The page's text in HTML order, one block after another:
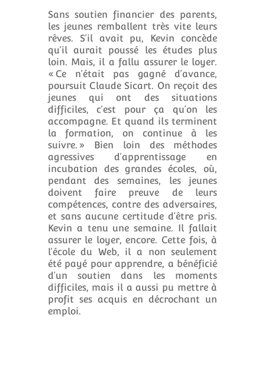
Sans soutien financier des parents,
les jeunes remballent très vite leurs
rêves. S’il avait pu, Kevin concède
qu’il aurait poussé les études plus
loin. Mais, il a fallu assurer le loyer.
« Ce n’était pas gagné d’avance,
poursuit Claude Sicart. On reçoit des
jeunes qui ont des situations
difficiles, c’est pour ça qu’on les
accompagne. Et quand ils terminent
la formation, on continue à les
suivre. » Bien loin des méthodes
agressives d’apprentissage en
incubation des grandes écoles, où,
pendant des semaines, les jeunes
doivent faire preuve de leurs
compétences, contre des adversaires,
et sans aucune certitude d’être pris.
Kevin a tenu une semaine. Il fallait
assurer le loyer, encore. Cette fois, à
l’école du Web, il a non seulement
été payé pour apprendre, a bénéficié
d’un soutien dans les moments
difficiles, mais il a aussi pu mettre à
profit ses acquis en décrochant un
emploi.